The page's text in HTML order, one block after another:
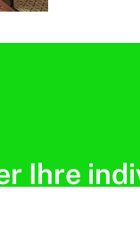
Ihre